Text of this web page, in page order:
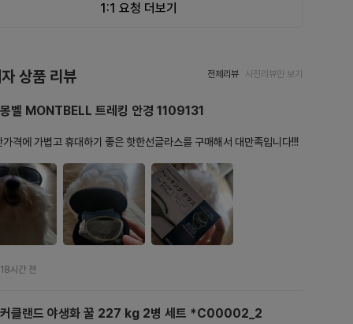
1:1 요청 더보기
상품 리뷰 전체리뷰 사진리뷰만 보기
몽벨 MONTBELL 트레킹 안경 1109131
가격에 가볍고 휴대하기 좋은 핫한선글라스를 구매해서 대만족입니다!!!
18시간 전
커클랜드 야생화 꿀 227 kg 2병 세트 *C00002_2